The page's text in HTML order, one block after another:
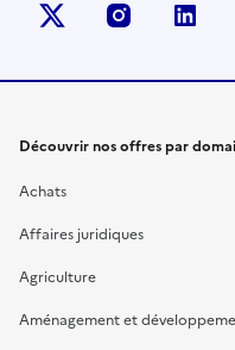
X (anciennement
instagram
Découvrir nos offres par
Achats
Affaires juridiques
Agriculture
Aménagement et